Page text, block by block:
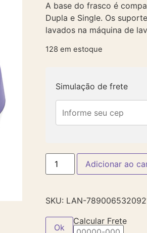
A base do frasco é
Dupla e Single. Os
lavados na máquina de
128 em estoque
Simulação de frete
Adicionar ao
SKU: LAN-
Calcular Frete
Ok